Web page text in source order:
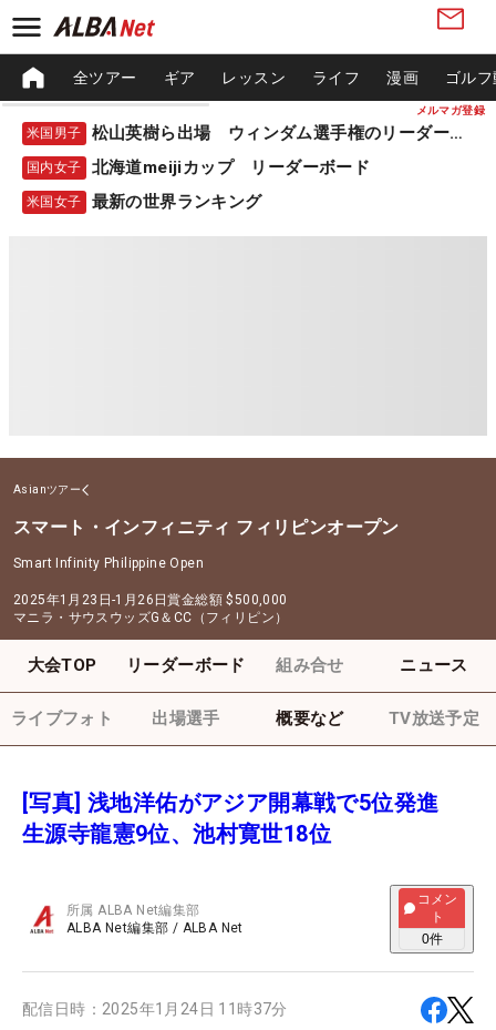
メルマガ登録
全ツアー ギア レッスン ライフ 漫画 ゴル
米国男子 松山英樹ら出場 ウィンダム選手権のリーダーボード
国内女子 北海道meijiカップ リーダーボード
米国女子 最新の世界ランキング
Asianツアー
スマート・インフィニティ フィリピンオープン
Smart Infinity Philippine Open
2025年1月23日-1月26日賞金総額 $500,000
マニラ・サウスウッズG＆CC（フィリピン）
大会TOP リーダーボード 組み合せ ニュース
ライブフォト 出場選手 概要など TV放送予定
[写真] 浅地洋佑がアジア開幕戦で5位発進
生源寺龍憲9位、池村寛世18位
所属ALBA Net編集部
ALBA Net編集部 / ALBA Net
コメン
ト
0件
配信日時： 2025年1月24日 11時37分